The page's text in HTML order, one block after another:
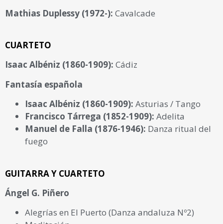
Mathias Duplessy (1972-): Cavalcade
CUARTETO
Isaac Albéniz (1860-1909): Cádiz
Fantasía española
Isaac Albéniz (1860-1909): Asturias / Tango
Francisco Tárrega (1852-1909): Adelita
Manuel de Falla (1876-1946): Danza ritual del
fuego
GUITARRA Y CUARTETO
Ángel G. Piñero
Alegrías en El Puerto (Danza andaluza Nº2)